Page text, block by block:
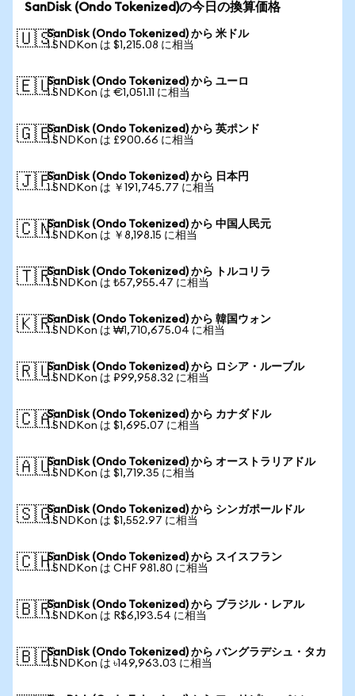
SanDisk (Ondo Tokenized)の今日の換算価格
🇺🇸SanDisk (Ondo Tokenized) から 米ドル
1 SNDKon は $1,215.08 に相当
🇪🇺SanDisk (Ondo Tokenized) から ユーロ
1 SNDKon は €1,051.11 に相当
🇬🇧SanDisk (Ondo Tokenized) から 英ポンド
1 SNDKon は £900.66 に相当
🇯🇵SanDisk (Ondo Tokenized) から 日本円
1 SNDKon は ￥191,745.77 に相当
🇨🇳SanDisk (Ondo Tokenized) から 中国人民元
1 SNDKon は ￥8,198.15 に相当
🇹🇷SanDisk (Ondo Tokenized) から トルコリラ
1 SNDKon は ₺57,955.47 に相当
🇰🇷SanDisk (Ondo Tokenized) から 韓国ウォン
1 SNDKon は ₩1,710,675.04 に相当
🇷🇺SanDisk (Ondo Tokenized) から ロシア・ルーブル
1 SNDKon は ₽99,958.32 に相当
🇨🇦SanDisk (Ondo Tokenized) から カナダドル
1 SNDKon は $1,695.07 に相当
🇦🇺SanDisk (Ondo Tokenized) から オーストラリアドル
1 SNDKon は $1,719.35 に相当
🇸🇬SanDisk (Ondo Tokenized) から シンガポールドル
1 SNDKon は $1,552.97 に相当
🇨🇭SanDisk (Ondo Tokenized) から スイスフラン
1 SNDKon は CHF 981.80 に相当
🇧🇷SanDisk (Ondo Tokenized) から ブラジル・レアル
1 SNDKon は R$6,193.54 に相当
🇧🇩SanDisk (Ondo Tokenized) から バングラデシュ・タカ
1 SNDKon は ৳149,963.03 に相当